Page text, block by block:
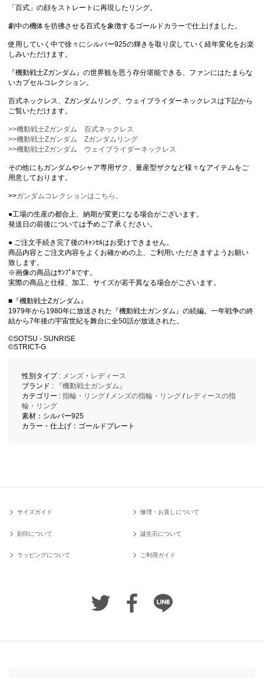
「百式」の顔をストレートに再現したリング。
劇中の機体を彷彿させる百式を象徴するゴールドカラーで仕上げました。
使用していく中で徐々にシルバー925の輝きを取り戻していく経年変化をお楽
しみいただけます。
『機動戦士Zガンダム』の世界観を思う存分堪能できる、ファンにはたまらな
いカプセルコレクション。
百式ネックレス、Zガンダムリング、ウェイブライダーネックレスは下記から
ご覧いただけます。
>>機動戦士Zガンダム 百式ネックレス
>>機動戦士Zガンダム Zガンダムリング
>>機動戦士Zガンダム ウェイブライダーネックレス
その他にもガンダムやシャア専用ザク、量産型ザクなど様々なアイテムをご
用意しております。
>>ガンダムコレクションはこちら。
●工場の生産の都合上、納期が変更になる場合がございます。
発送日の前後については予めご了承ください。
● ご注文手続き完了後のｷｬﾝｾﾙはお受けできません。
商品内容とご注文内容をよくお確かめの上、ご利用いただきますようお願い
致します。
※画像の商品はｻﾝﾌﾟﾙです。
実際の商品と仕様、加工、サイズが若干異なる場合がございます。
■『機動戦士Zガンダム』
1979年から1980年に放送された『機動戦士ガンダム』の続編。一年戦争の終
結から7年後の宇宙世紀を舞台に全50話が放送された。
©︎SOTSU - SUNRISE
©︎STRICT-G
性別タイプ : メンズ・ レディース
ブランド :
『機動戦士ガンダム』
カテゴリー : 指輪・リング/ メンズの指輪・リング/ レディースの指
輪・リング
素材：シルバー925
カラー・仕上げ：ゴールドプレート
サイズガイド 修理・お直しについて
刻印について 誕生石について
ラッピングについて ご利用ガイド